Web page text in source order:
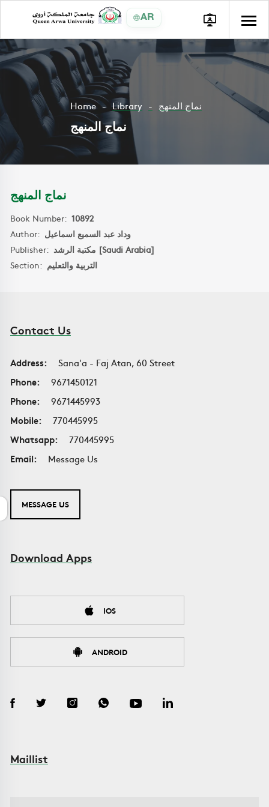
AR
Home Library نماج المنهج
نماج المنهج
نماج المنهج
Book Number: 10892
Author: وداد عبد السميع اسماعيل
Publisher:
مكتبة الرشد [Saudi Arabia]
Section: التربية والتعليم
Contact Us
Address:
Sana'a - Faj Atan, 60 Street
Phone:
9671450121
Phone:
9671445993
Mobile:
770445995
Whatsapp:
770445995
Email:
Message Us
MESSAGE US
Download Apps
IOS
ANDROID
Maillist